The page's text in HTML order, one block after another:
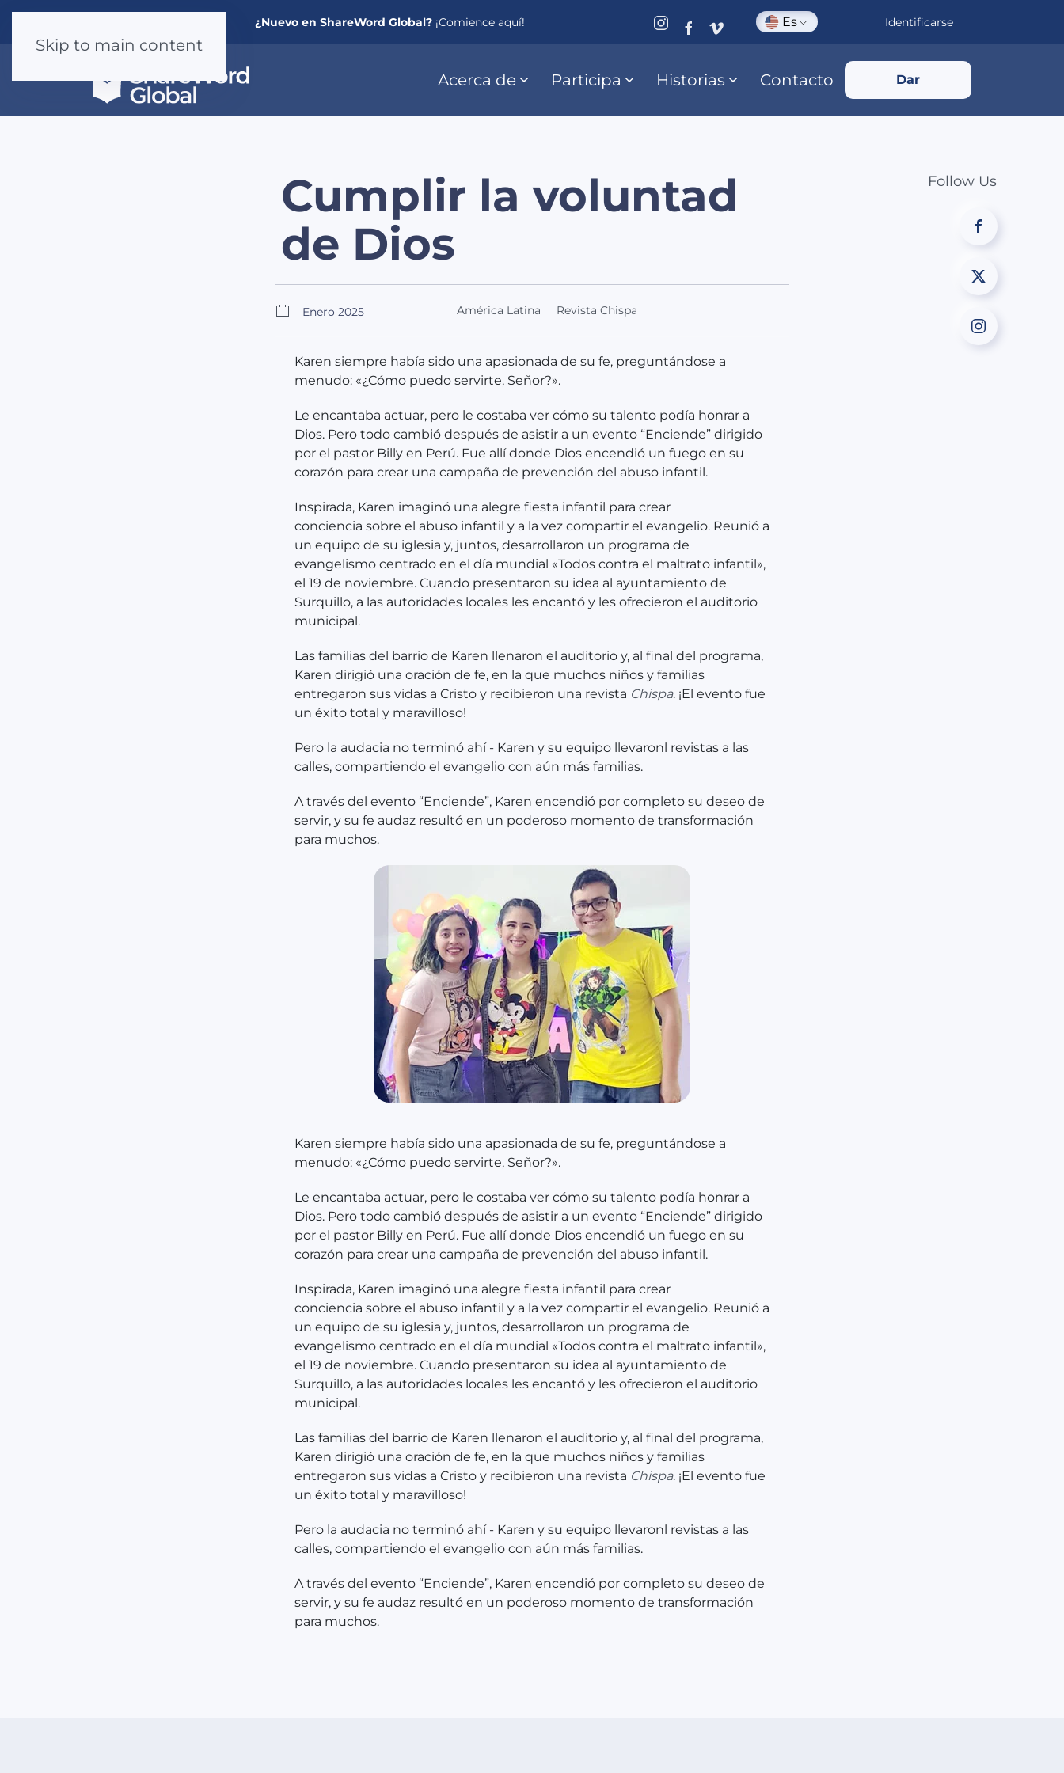
Skip to main content
¿Nuevo en ShareWord Global? ¡Comience aquí! Es Identificarse
Acerca de Participa Historias Contacto Dar
Cumplir la voluntad
de Dios
Enero 2025 América Latina Revista Chispa
Karen siempre había sido una apasionada de su fe, preguntándose a
menudo: «¿Cómo puedo servirte, Señor?».
Le encantaba actuar, pero le costaba ver cómo su talento podía honrar a
Dios. Pero todo cambió después de asistir a un evento “Enciende” dirigido
por el pastor Billy en Perú. Fue allí donde Dios encendió un fuego en su
corazón para crear una campaña de prevención del abuso infantil.
Inspirada, Karen imaginó una alegre fiesta infantil para crear
conciencia sobre el abuso infantil y a la vez compartir el evangelio. Reunió a
un equipo de su iglesia y, juntos, desarrollaron un programa de
evangelismo centrado en el día mundial «Todos contra el maltrato infantil»,
el 19 de noviembre. Cuando presentaron su idea al ayuntamiento de
Surquillo, a las autoridades locales les encantó y les ofrecieron el auditorio
municipal.
Las familias del barrio de Karen llenaron el auditorio y, al final del programa,
Karen dirigió una oración de fe, en la que muchos niños y familias
entregaron sus vidas a Cristo y recibieron una revista Chispa. ¡El evento fue
un éxito total y maravilloso!
Pero la audacia no terminó ahí - Karen y su equipo llevaronl revistas a las
calles, compartiendo el evangelio con aún más familias.
A través del evento “Enciende”, Karen encendió por completo su deseo de
servir, y su fe audaz resultó en un poderoso momento de transformación
para muchos.
Karen siempre había sido una apasionada de su fe, preguntándose a
menudo: «¿Cómo puedo servirte, Señor?».
Le encantaba actuar, pero le costaba ver cómo su talento podía honrar a
Dios. Pero todo cambió después de asistir a un evento “Enciende” dirigido
por el pastor Billy en Perú. Fue allí donde Dios encendió un fuego en su
corazón para crear una campaña de prevención del abuso infantil.
Inspirada, Karen imaginó una alegre fiesta infantil para crear
conciencia sobre el abuso infantil y a la vez compartir el evangelio. Reunió a
un equipo de su iglesia y, juntos, desarrollaron un programa de
evangelismo centrado en el día mundial «Todos contra el maltrato infantil»,
el 19 de noviembre. Cuando presentaron su idea al ayuntamiento de
Surquillo, a las autoridades locales les encantó y les ofrecieron el auditorio
municipal.
Las familias del barrio de Karen llenaron el auditorio y, al final del programa,
Karen dirigió una oración de fe, en la que muchos niños y familias
entregaron sus vidas a Cristo y recibieron una revista Chispa. ¡El evento fue
un éxito total y maravilloso!
Pero la audacia no terminó ahí - Karen y su equipo llevaronl revistas a las
calles, compartiendo el evangelio con aún más familias.
A través del evento “Enciende”, Karen encendió por completo su deseo de
servir, y su fe audaz resultó en un poderoso momento de transformación
para muchos.
Follow Us